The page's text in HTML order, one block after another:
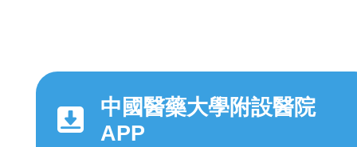
中國醫藥大學附設醫院
APP